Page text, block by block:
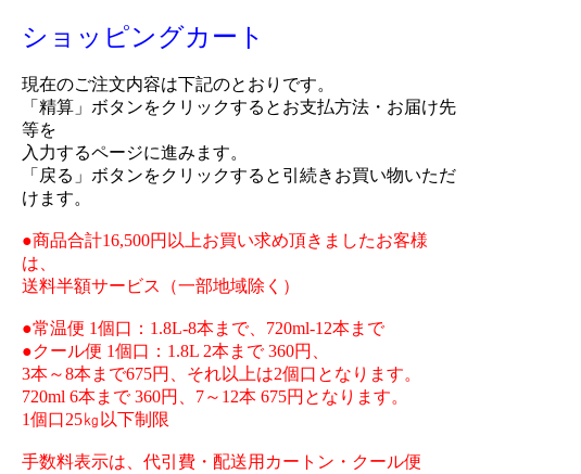
ショッピングカート
現在のご注文内容は下記のとおりです。
「精算」ボタンをクリックするとお支払方法・お届け先
等を
入力するページに進みます。
「戻る」ボタンをクリックすると引続きお買い物いただ
けます。
●商品合計16,500円以上お買い求め頂きましたお客様
は、
送料半額サービス（一部地域除く）
●常温便 1個口：1.8L-8本まで、720ml-12本まで
●クール便 1個口：1.8L 2本まで 360円、
3本～8本まで675円、それ以上は2個口となります。
720ml 6本まで 360円、7～12本 675円となります。
1個口25㎏以下制限
手数料表示は、代引費・配送用カートン・クール便